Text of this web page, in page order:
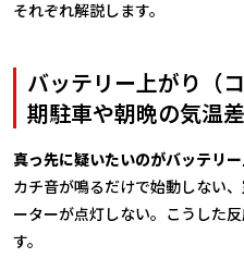
それぞれ解説します。
バッテリー上がり（
期駐車や朝晩の気温
真っ先に疑いたいのがバッテリー
カチ音が鳴るだけで始動しない
ーターが点灯しない。こうした
す。